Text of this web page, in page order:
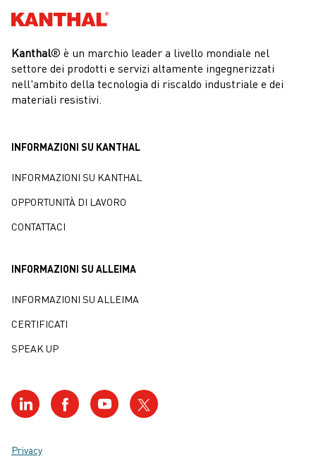
Temperatura °C
20
W m -1 K-1 21,0
Punto di fusione °C
Temperatura massima di esercizio
Proprietà magnetiche
Kanthal®
Kanthal® è un marchio leader a livello mondiale nel
settore dei prodotti e servizi altamente ingegnerizzati
nell'ambito della tecnologia di riscaldo industriale e dei
materiali resistivi.
INFORMAZIONI SU KANTHAL
INFORMAZIONI SU KANTHAL
OPPORTUNITÀ DI LAVORO
CONTATTACI
INFORMAZIONI SU ALLEIMA
INFORMAZIONI SU ALLEIMA
CERTIFICATI
SPEAK UP
Privacy